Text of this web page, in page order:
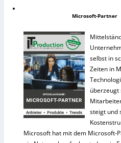
Microsoft-Partner
selbst in
Zeiten in
überzeugt
steigt und
Microsoft hat mit dem Microsoft-